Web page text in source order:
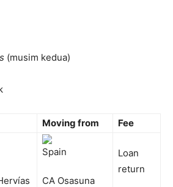
(musim kedua)
Moving from Fee
CA Osasuna
Loan
return